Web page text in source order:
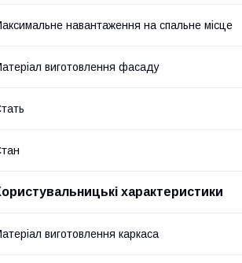
навантаження на спальне місце
виготовлення фасаду
характеристики
виготовлення каркаса